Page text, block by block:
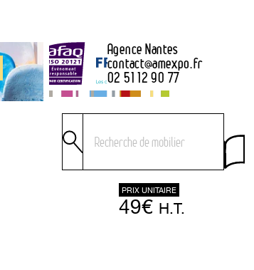
Agence Nantes
contact@amexpo.fr
02 51 12 90 77
PRIX UNITAIRE
49€ H.T.